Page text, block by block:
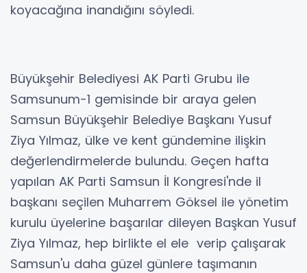
koyacağına inandığını söyledi.
Büyükşehir Belediyesi AK Parti Grubu ile
Samsunum-1 gemisinde bir araya gelen
Samsun Büyükşehir Belediye Başkanı Yusuf
Ziya Yılmaz, ülke ve kent gündemine ilişkin
değerlendirmelerde bulundu. Geçen hafta
yapılan AK Parti Samsun İl Kongresi'nde il
başkanı seçilen Muharrem Göksel ile yönetim
kurulu üyelerine başarılar dileyen Başkan Yusuf
Ziya Yılmaz, hep birlikte el ele verip çalışarak
Samsun'u daha güzel günlere taşımanın